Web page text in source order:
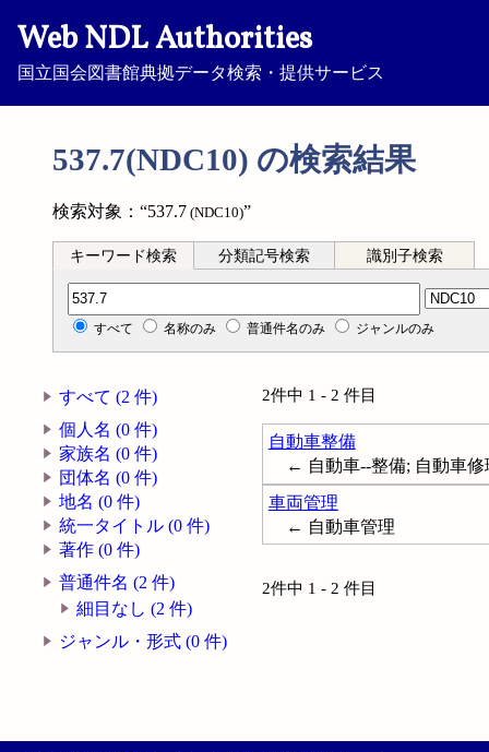
Web NDL Authorities
国立国会図書館典拠データ検索・提供サービス
537.7(NDC10) の検索結果
検索対象：“537.7 (NDC10)”
キーワード検索 分類記号検索 識別子検索
分類記号検索
すべて 名称のみ 普通件名のみ ジャンルのみ
すべて (2 件)
個人名 (0 件)
家族名 (0 件)
団体名 (0 件)
地名 (0 件)
統一タイトル (0 件)
著作 (0 件)
普通件名 (2 件)
細目なし (2 件)
ジャンル・形式 (0 件)
2件中 1 - 2 件目
自動車整備
← 自動車--整備; 自動車修
車両管理
← 自動車管理
2件中 1 - 2 件目